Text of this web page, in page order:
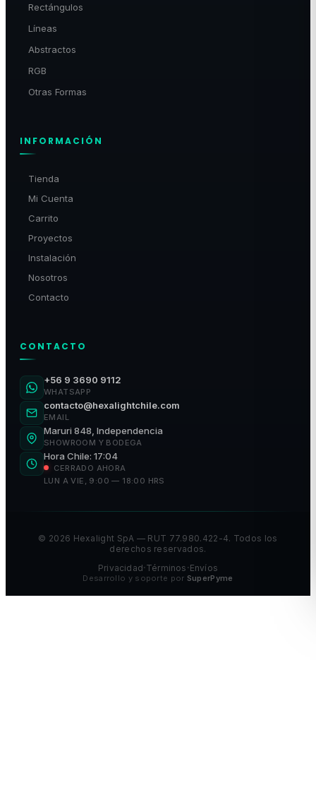
Rectángulos
Líneas
Abstractos
RGB
Otras Formas
INFORMACIÓN
Tienda
Mi Cuenta
Carrito
Proyectos
Instalación
Nosotros
Contacto
CONTACTO
+56 9 3690 9112
WHATSAPP
contacto@hexalightchile.com
EMAIL
Maruri 848, Independencia
SHOWROOM Y BODEGA
Hora Chile: 17:04
CERRADO AHORA
LUN A VIE, 9:00 — 18:00 HRS
© 2026 Hexalight SpA — RUT 77.980.422-4. Todos los
derechos reservados.
Privacidad•Términos •Envíos
Desarrollo y soporte por SuperPyme